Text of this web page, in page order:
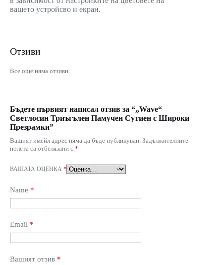
вашето устройсво и екран.
Отзиви
Все още няма отзиви.
Бъдете първият написал отзив за “„Wave“
Светлосин Триъгълен Памучен Сутиен с Широки
Презрамки”
Вашият имейл адрес няма да бъде публикуван. Задължителните
полета са отбелязани с *
ВАШАТА ОЦЕНКА *
Name *
Email *
Вашият отзив *